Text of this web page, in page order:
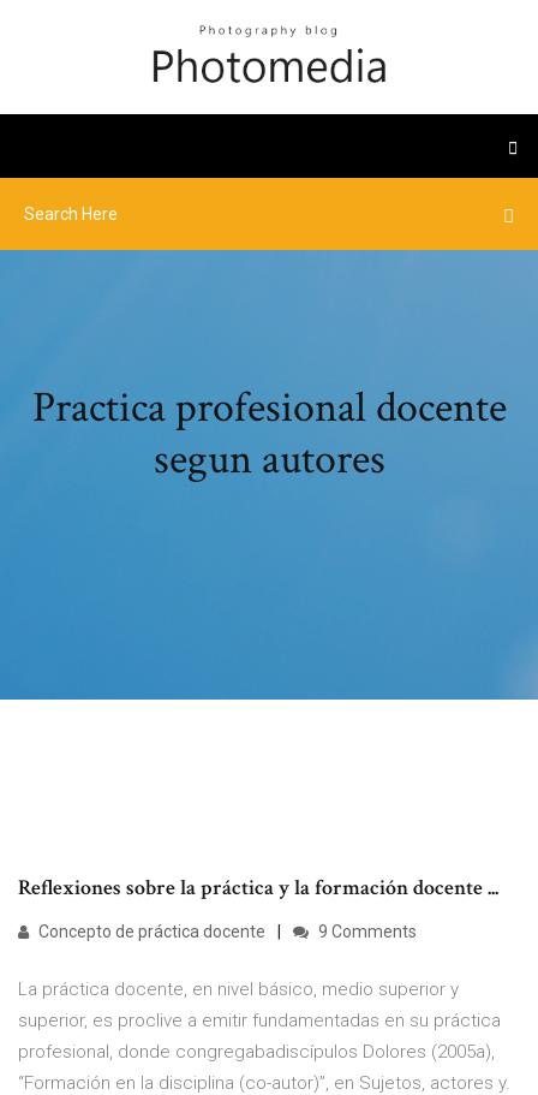
Practica profesional docente
segun autores
Reflexiones sobre la práctica y la formación docente ...
Concepto de práctica docente 9 Comments
La práctica docente, en nivel básico, medio superior y
superior, es proclive a emitir fundamentadas en su práctica
profesional, donde congregabadiscípulos Dolores (2005a),
“Formación en la disciplina (co-autor)”, en Sujetos, actores y.